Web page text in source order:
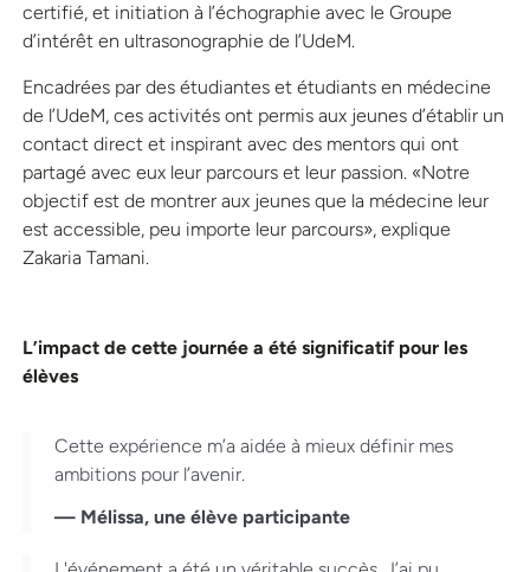
certifié, et initiation à l’échographie avec le Groupe
d’intérêt en ultrasonographie de l’UdeM.
Encadrées par des étudiantes et étudiants en médecine
de l’UdeM, ces activités ont permis aux jeunes d’établir un
contact direct et inspirant avec des mentors qui ont
partagé avec eux leur parcours et leur passion. «Notre
objectif est de montrer aux jeunes que la médecine leur
est accessible, peu importe leur parcours», explique
Zakaria Tamani.
L’impact de cette journée a été significatif pour les
élèves
Cette expérience m’a aidée à mieux définir mes
ambitions pour l’avenir.
— Mélissa, une élève participante